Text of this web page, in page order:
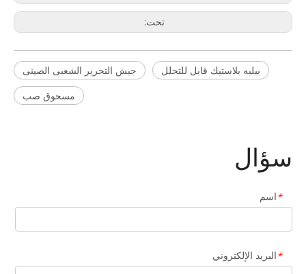
تحت:
جيش التحرير الشعبى الصينى
بيليه بلاستيك قابل للتحلل
مسحوق صب
سؤال
*اسم
*البريد الإلكتروني